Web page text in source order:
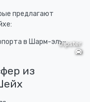
предлагают
tripster
из